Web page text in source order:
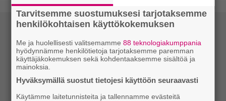
Tarvitsemme suostumuksesi tarjotaksemme
henkilökohtaisen käyttökokemuksen
Me ja huolellisesti valitsemamme88 teknologiakumppania
hyödynnämme henkilötietoja tarjotaksemme paremman
käyttäjäkokemuksen sekä kohdentaaksemme sisältöä ja
mainoksia.
Hyväksymällä suostut tietojesi käyttöön seuraavasti
Käytämme laitetunnisteita ja tallennamme evästeitä